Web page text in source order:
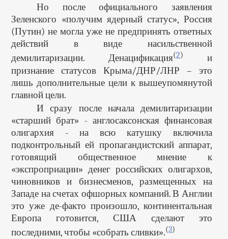
Но после официального заявления
Зеленского «получим ядерный статус», Россия
(Путин) не могла уже не предпринять ответных
действий в виде насильственной
демилитаризации. Денацификация(2)
и
признание статусов Крыма/ДНР/ЛНР – это
лишь дополнительные цели к вышеупомянутой
главной цели.
И сразу после начала демилитаризации
«старший брат» - англосаксонская финансовая
олигархия - на всю катушку включила
подконтрольный ей пропагандистский аппарат,
готовящий общественное мнение к
«экспроприации» денег российских олигархов,
чиновников и бизнесменов, размещенных на
Западе на счетах офшорных компаний. В Англии
это уже де-факто произошло, континентальная
Европа готовится, США сделают это
последними, чтобы «собрать сливки».(3)